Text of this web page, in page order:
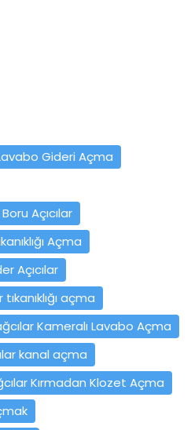
Gideri Açma
Açıcılar
Açma
Açıcılar
açma
Kameralı Lavabo Açma
kanal açma
Kırmadan Klozet Açma